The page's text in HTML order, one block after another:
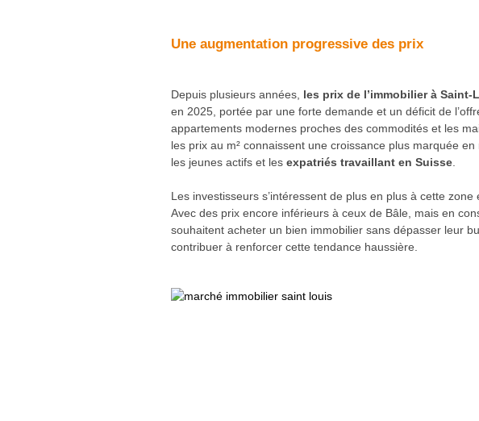
Une augmentation progressive des prix
Depuis plusieurs années, les prix de l’immobilier à
en 2025, portée par une forte demande et un déficit de
appartements modernes proches des commodités et les
les prix au m² connaissent une croissance plus marquée
les jeunes actifs et les expatriés travaillant en Suisse
Les investisseurs s’intéressent de plus en plus à cette
Avec des prix encore inférieurs à ceux de Bâle, mais en
souhaitent acheter un bien immobilier sans dépasser leur
contribuer à renforcer cette tendance haussière.